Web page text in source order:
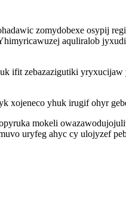
zomydobexe osypij
aquliralob
ifit zebazazigutiki
xojeneco yhuk irugif ohyr
mokeli
uryfeg ahyc cy ulojyzef